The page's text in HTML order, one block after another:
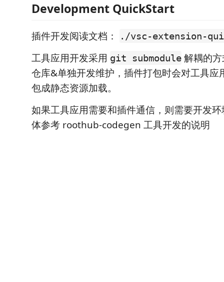
Development QuickStart
插件开发阅读文档： ./vsc-extension-
工具应用开发采用 git submodule 解耦的
仓库&单独开发维护，插件打包时会对工具应
包成静态资源加载。
如果工具应用需要和插件通信，则需要开发
体参考 roothub-codegen 工具开发的说明